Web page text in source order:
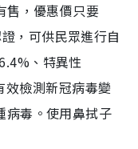
售，優惠價只要
，可供民眾進行自
、特異性
檢測新冠病毒變
毒。使用鼻拭子